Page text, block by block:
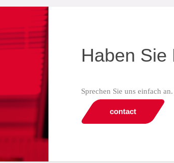
Haben Sie
Sprechen Sie uns einfach an.
contact